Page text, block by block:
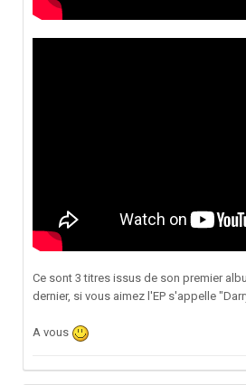
Ce sont 3 titres issus de son premier
dernier, si vous aimez l'EP s'appelle
A vous